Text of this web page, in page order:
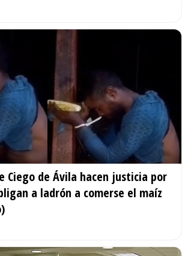
Ciego de Ávila hacen justicia por
a ladrón a comerse el maíz